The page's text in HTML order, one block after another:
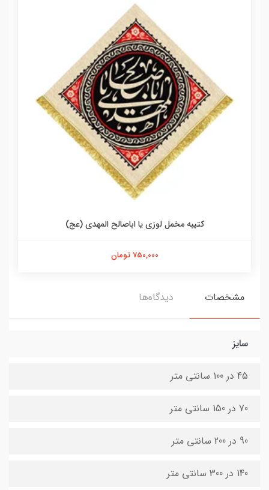
کتیبه مخمل لوزی یا اباصالح المهدی (عج)
750,000 تومان
مشخصات دیدگاه‌ها
سایز
45 در 100 سانتی متر
70 در 150 سانتی متر
90 در 200 سانتی متر
140 در 300 سانتی متر